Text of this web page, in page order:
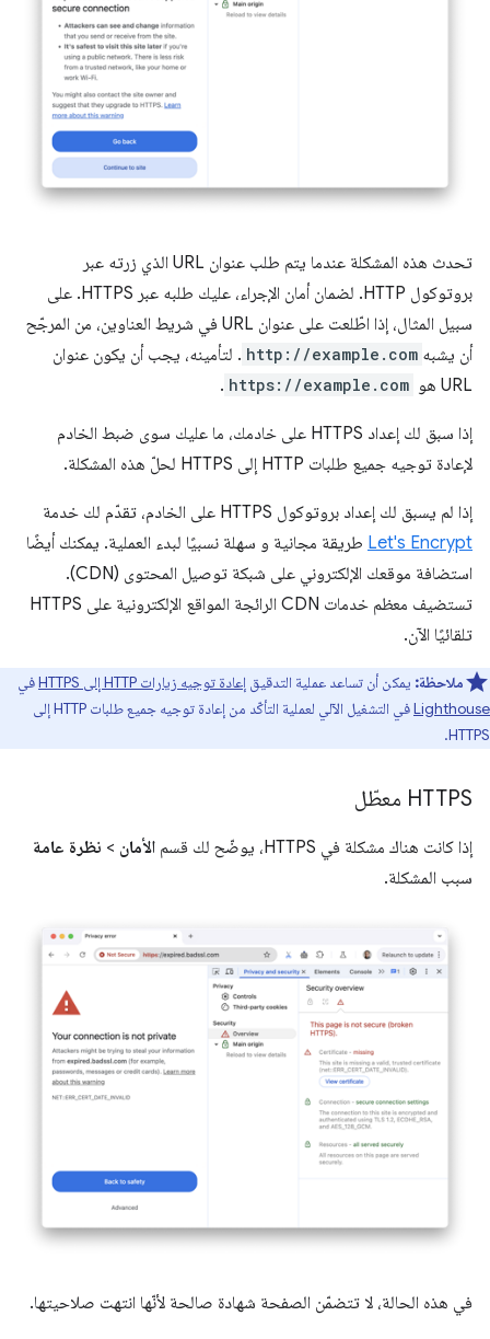
تحدث هذه المشكلة عندما يتم طلب عنوان URL الذي زرته عبر
بروتوكول HTTP. لضمان أمان الإجراء، عليك طلبه عبر HTTPS. على
سبيل المثال، إذا اطّلعت على عنوان URL في شريط العناوين، من المرجّح
أن يشبه http://example.com . لتأمينه، يجب أن يكون عنوان
URL هو
https://example.com
.
إذا سبق لك إعداد HTTPS على خادمك، ما عليك سوى ضبط الخادم
لإعادة توجيه جميع طلبات HTTP إلى HTTPS لحلّ هذه المشكلة.
إذا لم يسبق لك إعداد بروتوكول HTTPS على الخادم، تقدّم لك خدمة
Let's Encrypt طريقة مجانية و سهلة نسبيًا لبدء العملية. يمكنك أيضًا
استضافة موقعك الإلكتروني على شبكة توصيل المحتوى (CDN).
تستضيف معظم خدمات CDN الرائجة المواقع الإلكترونية على HTTPS
تلقائيًا الآن.
ملاحظة: يمكن أن تساعد عملية التدقيق إعادة توجيه زيارات HTTP إلى HTTPS
في
Lighthouse
في التشغيل الآلي لعملية التأكّد من إعادة توجيه جميع طلبات HTTP إلى
HTTPS.
HTTPS معطّل
إذا كانت هناك مشكلة في HTTPS، يوضّح لك قسم الأمان > نظرة عامة
سبب المشكلة.
في هذه الحالة، لا تتضمّن الصفحة شهادة صالحة لأنّها انتهت صلاحيتها.